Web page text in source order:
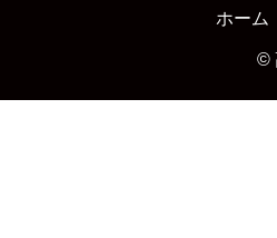
ホーム
©